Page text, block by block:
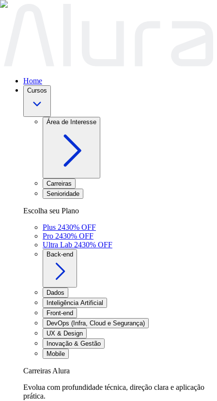
Home
Cursos
Área de Interesse
Carreiras
Senioridade
Escolha seu Plano
Plus 2430% OFF
Pro 2430% OFF
Ultra Lab 2430% OFF
Back-end
Dados
Inteligência Artificial
Front-end
DevOps (Infra, Cloud e Segurança)
UX & Design
Inovação & Gestão
Mobile
Carreiras Alura
Evolua com profundidade técnica, direção clara e aplicação
prática.